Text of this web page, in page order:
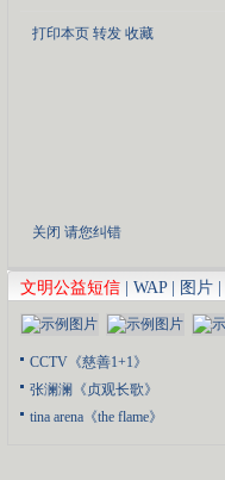
打印本页 转发 收藏
关闭 请您纠错
文明公益短信 | WAP| 图片 |
CCTV《慈善1+1》
张澜澜《贞观长歌》
tina arena《the flame》